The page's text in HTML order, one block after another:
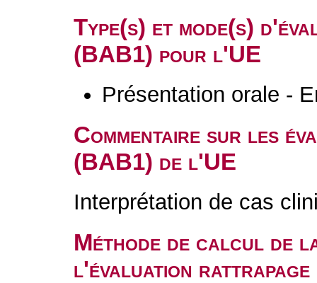
Type(s) et mode(s)
(BAB1) pour l'UE
Présentation orale -
Commentaire sur les
(BAB1) de l'UE
Interprétation de cas
Méthode de calcul de
l'évaluation